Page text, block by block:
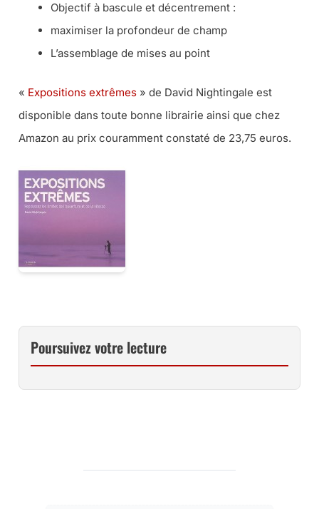
Objectif à bascule et décentrement :
maximiser la profondeur de champ
L’assemblage de mises au point
« Expositions extrêmes » de David Nightingale est
disponible dans toute bonne librairie ainsi que chez
Amazon au prix couramment constaté de 23,75 euros.
Poursuivez votre lecture